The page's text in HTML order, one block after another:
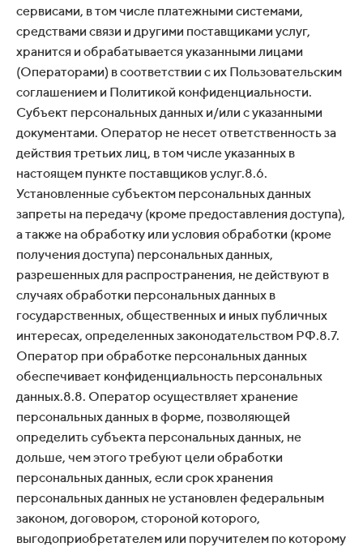
сервисами, в том числе платежными системами,
средствами связи и другими поставщиками услуг,
хранится и обрабатывается указанными лицами
(Операторами) в соответствии с их Пользовательским
соглашением и Политикой конфиденциальности.
Субъект персональных данных и/или с указанными
документами. Оператор не несет ответственность за
действия третьих лиц, в том числе указанных в
настоящем пункте поставщиков услуг.8.6.
Установленные субъектом персональных данных
запреты на передачу (кроме предоставления доступа),
а также на обработку или условия обработки (кроме
получения доступа) персональных данных,
разрешенных для распространения, не действуют в
случаях обработки персональных данных в
государственных, общественных и иных публичных
интересах, определенных законодательством РФ.8.7.
Оператор при обработке персональных данных
обеспечивает конфиденциальность персональных
данных.8.8. Оператор осуществляет хранение
персональных данных в форме, позволяющей
определить субъекта персональных данных, не
дольше, чем этого требуют цели обработки
персональных данных, если срок хранения
персональных данных не установлен федеральным
законом, договором, стороной которого,
выгодоприобретателем или поручителем по которому